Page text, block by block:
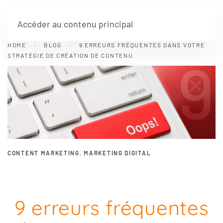
Accéder au contenu principal
HOME BLOG
9 ERREURS FRÉQUENTES DANS VOTRE
STRATÉGIE DE CRÉATION DE CONTENU
CONTENT MARKETING ,MARKETING DIGITAL
9 erreurs fréquentes